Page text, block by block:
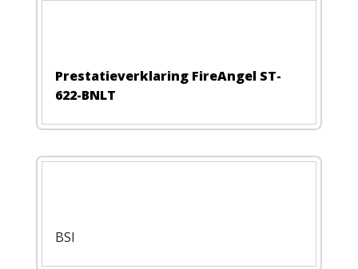
Prestatieverklaring FireAngel ST-
622-BNLT
BSI